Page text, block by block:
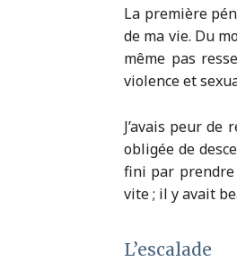
La première
de ma vie. Du
même pas
violence et
J’avais peur de
obligée de
fini par prendre
vite ; il y avait
L’escalade